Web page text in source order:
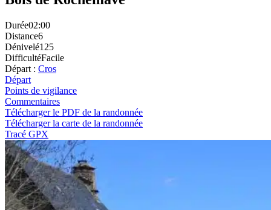
Durée02:00
Distance6
Dénivelé125
DifficultéFacile
Départ : Cros
Départ
Points de vigilance
Commentaires
Télécharger le PDF de la randonnée
Télécharger la carte de la randonnée
Tracé GPX